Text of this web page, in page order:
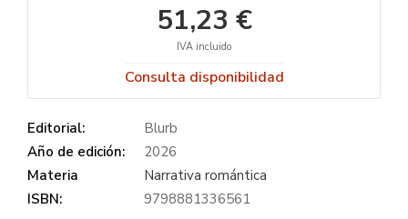
51,23 €
IVA incluido
Consulta disponibilidad
Editorial:
Blurb
Año de edición:
2026
Materia
Narrativa romántica
ISBN:
9798881336561